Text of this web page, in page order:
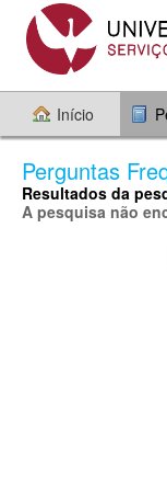
Início
Perguntas
Resultados da
A pesquisa não